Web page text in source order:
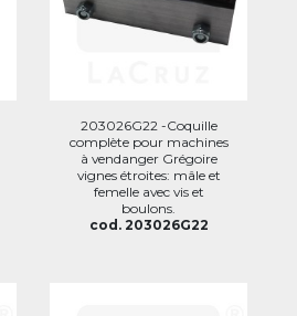
203026G22 -Coquille
complète pour machines
à vendanger Grégoire
vignes étroites: mâle et
femelle avec vis et
boulons.
cod. 203026G22